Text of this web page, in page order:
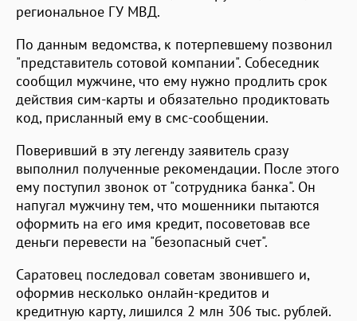
региональное ГУ МВД.
По данным ведомства, к потерпевшему позвонил
"представитель сотовой компании". Собеседник
сообщил мужчине, что ему нужно продлить срок
действия сим-карты и обязательно продиктовать
код, присланный ему в смс-сообщении.
Поверивший в эту легенду заявитель сразу
выполнил полученные рекомендации. После этого
ему поступил звонок от "сотрудника банка". Он
напугал мужчину тем, что мошенники пытаются
оформить на его имя кредит, посоветовав все
деньги перевести на "безопасный счет".
Саратовец последовал советам звонившего и,
оформив несколько онлайн-кредитов и
кредитную карту, лишился 2 млн 306 тыс. рублей.